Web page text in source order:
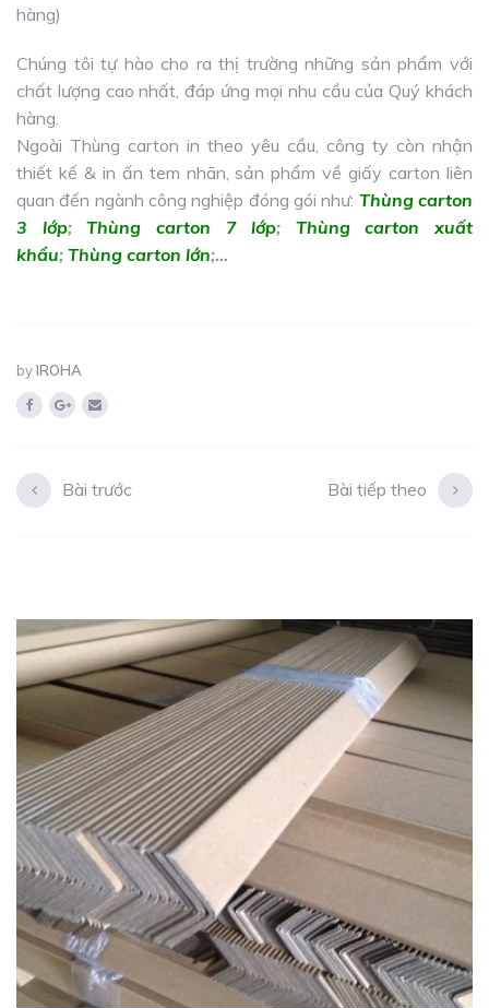
hàng)
Chúng tôi tự hào cho ra thị trường những sản phẩm với
chất lượng cao nhất, đáp ứng mọi nhu cầu của Quý khách
hàng.
Ngoài Thùng carton in theo yêu cầu, công ty còn nhận
thiết kế & in ấn tem nhãn, sản phẩm về giấy carton liên
quan đến ngành công nghiệp đóng gói như: Thùng carton
3 lớp;Thùng carton 7 lớp; Thùng carton xuất
khẩu; Thùng carton lớn;…
byIROHA
Bài trước Bài tiếp theo